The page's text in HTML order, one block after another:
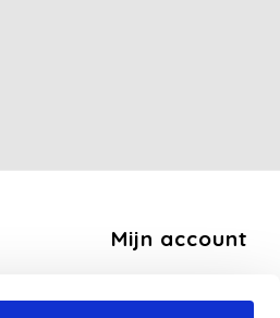
Mijn account